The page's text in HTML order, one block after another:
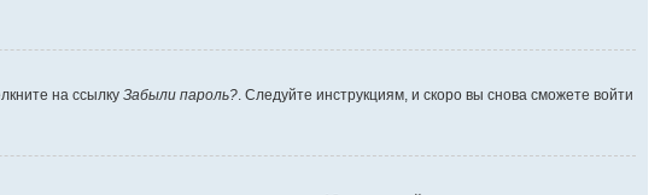
на ссылку Забыли пароль?. Следуйте инструкциям, и скоро вы снова сможете войти